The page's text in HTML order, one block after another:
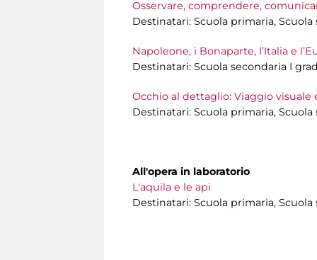
Osservare, comprendere,
Destinatari: Scuola primaria,
Napoleone, i Bonaparte, l’Italia e
Destinatari: Scuola secondaria I
Occhio al dettaglio: Viaggio
Destinatari: Scuola primaria,
All'opera in laboratorio
L'aquila e le api
Destinatari: Scuola primaria,